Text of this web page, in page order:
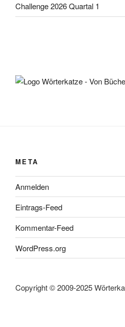
Challenge 2026 Quartal 1
META
Anmelden
Eintrags-Feed
Kommentar-Feed
WordPress.org
Copyright © 2009-2025